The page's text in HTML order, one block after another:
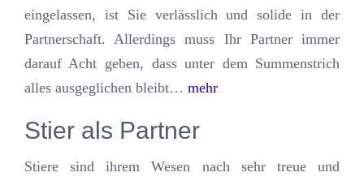
eingelassen, ist Sie verlässlich und solide in der
Partnerschaft. Allerdings muss Ihr Partner immer
darauf Acht geben, dass unter dem Summenstrich
alles ausgeglichen bleibt… mehr
Stier als Partner
Stiere sind ihrem Wesen nach sehr treue und